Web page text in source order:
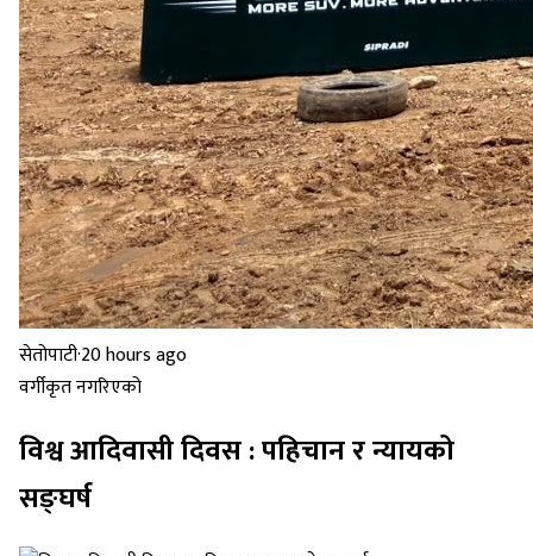
सेतोपाटी·20 hours ago
वर्गीकृत नगरिएको
विश्व आदिवासी दिवस : पहिचान र न्यायको
सङ्घर्ष